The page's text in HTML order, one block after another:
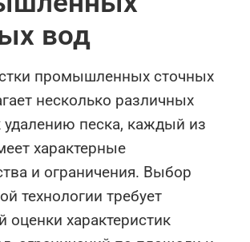
вод
промышленных сточных
несколько различных
удалению песка, каждый из
характерные
и ограничения. Выбор
технологии требует
оценки характеристик